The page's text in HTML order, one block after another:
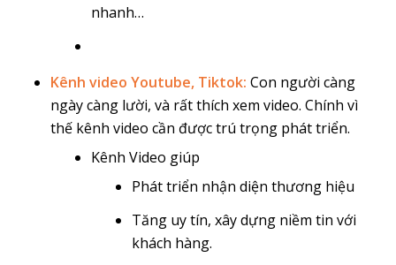
nhanh…
Kênh video Youtube, Tiktok: Con người càng
ngày càng lười, và rất thích xem video. Chính vì
thế kênh video cần được trú trọng phát triển.
Kênh Video giúp
Phát triển nhận diện thương hiệu
Tăng uy tín, xây dựng niềm tin với
khách hàng.